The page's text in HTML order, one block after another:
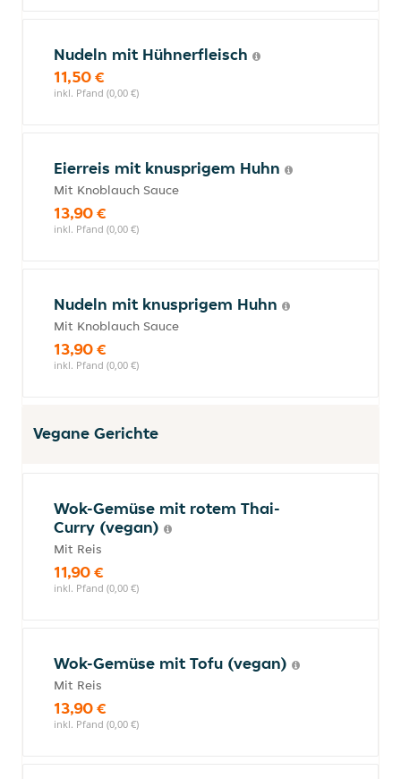
Nudeln mit Hühnerfleisch
11,50 €
inkl. Pfand (0,00 €)
Eierreis mit knusprigem Huhn
Mit Knoblauch Sauce
13,90 €
inkl. Pfand (0,00 €)
Nudeln mit knusprigem Huhn
Mit Knoblauch Sauce
13,90 €
inkl. Pfand (0,00 €)
Vegane Gerichte
Wok-Gemüse mit rotem Thai-
Curry (vegan)
Mit Reis
11,90 €
inkl. Pfand (0,00 €)
Wok-Gemüse mit Tofu (vegan)
Mit Reis
13,90 €
inkl. Pfand (0,00 €)